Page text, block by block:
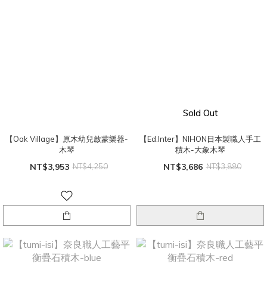
【Oak Village】原木幼兒啟蒙樂器-
木琴
NT$3,953 NT$4,250
Sold Out
【Ed.Inter】NIHON日本製職人手工
積木-大象木琴
NT$3,686 NT$3,880